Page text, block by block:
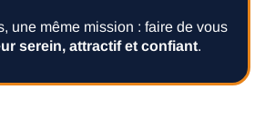
une même mission : faire de vous
serein, attractif et confiant.